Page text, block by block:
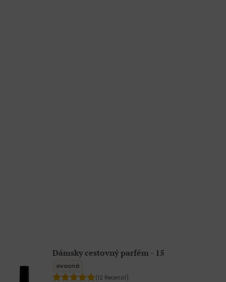
Dámsky cestovný parfém - 15
ovocná
(12 Recenzií)